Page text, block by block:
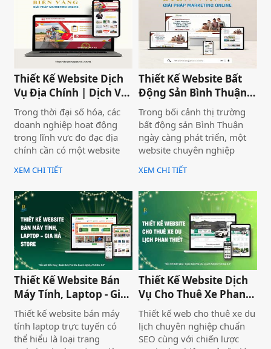
pháp tối ưu, giúp doanh
nghiệp thể hiện thương
hiệu một cách ấn tượng và
chuyên nghiệp trên môi
trường trực tuyến.
không chỉ giúp bạn tiếp cận
nhiều khách hàng hơn mà
còn nâng cao uy tín thương
hiệu, tạo lợi thế cạnh tranh
trên thị trường.
Thiết Kế Website Dịch
Vụ Địa Chính | Dịch Vụ
Địa Chính Toàn Quốc
Trong thời đại số hóa, các
doanh nghiệp hoạt động
trong lĩnh vực đo đạc địa
chính cần có một website
chuyên nghiệp để nâng cao
uy tín và thu hút khách
Vàng cung cấp giải pháp
thiết kế website đo đạc địa
chính với giao diện hiện đại,
chuẩn SEO và đầy đủ chức
năng phục vụ doanh
nghiệp.
XEM CHI TIẾT
Thiết Kế Website Bất
Động Sản Bình Thuận
Land
Trong bối cảnh thị trường
bất động sản Bình Thuận
ngày càng phát triển, một
website chuyên nghiệp
không chỉ giúp doanh
nghiệp nâng cao thương
hàng tiềm năng. Thiết Kế
Website Biển Vàng mang
đến giải pháp tối ưu cho
Bình Thuận Land, giúp
doanh nghiệp tiếp cận
khách hàng nhanh chóng,
chuyên nghiệp và hiệu quả.
XEM CHI TIẾT
Thiết Kế Website Bán
Máy Tính, Laptop - Gia
Hà Store
Thiết kế website bán máy
tính laptop trực tuyến có
thể hiểu là loại trang
Thiết Kế Website Dịch
Vụ Cho Thuê Xe Phan
Thiết
Thiết kế web cho thuê xe du
lịch chuyên nghiệp chuẩn
SEO cùng với chiến lược